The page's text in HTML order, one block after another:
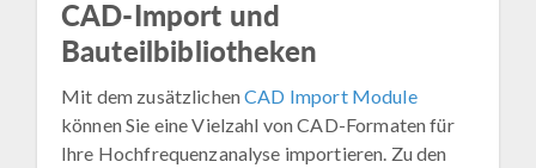
CAD-Import und
Bauteilbibliotheken
Mit dem zusätzlichenCAD Import Module
können Sie eine Vielzahl von CAD-Formaten für
Ihre Hochfrequenzanalyse importieren. Zu den